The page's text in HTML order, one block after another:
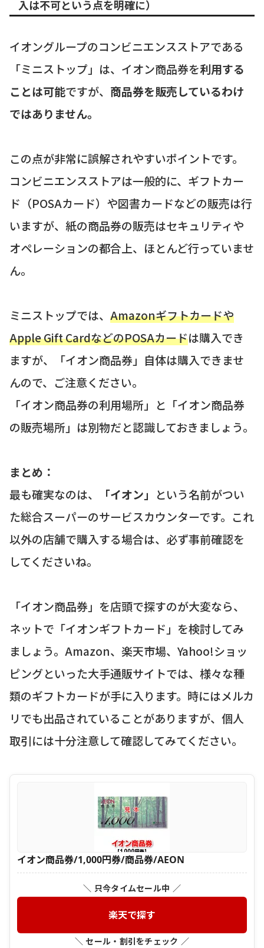
入は不可という点を明確に）
イオングループのコンビニエンスストアである
「ミニストップ」は、イオン商品券を利用する
ことは可能ですが、 商品券を販売しているわけ
ではありません。
この点が非常に誤解されやすいポイントです。
コンビニエンスストアは一般的に、ギフトカー
ド（POSAカード）や図書カードなどの販売は行
いますが、紙の商品券の販売はセキュリティや
オペレーションの都合上、ほとんど行っていませ
ん。
ミニストップでは、 Amazonギフトカードや
Apple Gift CardなどのPOSAカードは購入でき
ますが、「イオン商品券」自体は購入できませ
んので、ご注意ください。
「イオン商品券の利用場所」と「イオン商品券
の販売場所」は別物だと認識しておきましょう。
まとめ：
最も確実なのは、
「イオン」 という名前がつい
た総合スーパーのサービスカウンターです。これ
以外の店舗で購入する場合は、必ず事前確認を
してくださいね。
「イオン商品券」を店頭で探すのが大変なら、
ネットで「イオンギフトカード」を検討してみ
ましょう。Amazon、楽天市場、Yahoo!ショッ
ピングといった大手通販サイトでは、様々な種
類のギフトカードが手に入ります。時にはメルカ
リでも出品されていることがありますが、個人
取引には十分注意して確認してみてください。
イオン商品券/1,000円券/商品券/AEON
＼ 只今タイムセール中 ／
楽天で探す
＼ セール・割引をチェック ／